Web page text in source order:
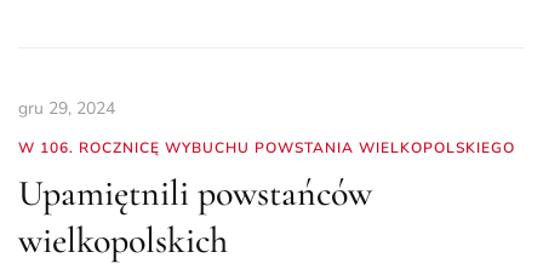
gru 29, 2024
W 106. ROCZNICĘ WYBUCHU POWSTANIA WIELKOPOLSKIEGO
Upamiętnili powstańców
wielkopolskich